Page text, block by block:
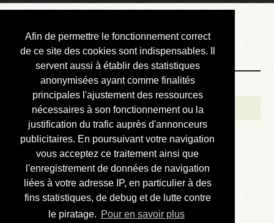
Afin de permettre le fonctionnement correct
de ce site des cookies sont indispensables. Il
servent aussi à établir des statistiques
anonymisées ayant comme finalités
principales l'ajustement des ressources
nécessaires à son fonctionnement ou la
justification du trafic auprès d'annonceurs
publicitaires. En poursuivant votre navigation
vous acceptez ce traitement ainsi que
l'enregistrement de données de navigation
liées à votre adresse IP, en particulier à des
fins statistiques, de debug et de lutte contre
le piratage. Pour en savoir plus
Courbis, « LE »
Blog Officiel
Bienvenue
Réalisations
Divers (et d’été)
Annonces
Liens externes
Téléchargement